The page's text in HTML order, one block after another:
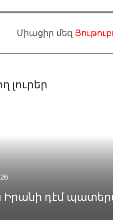
Միացիր մեզ
լուրեր
Իրանի դէմ